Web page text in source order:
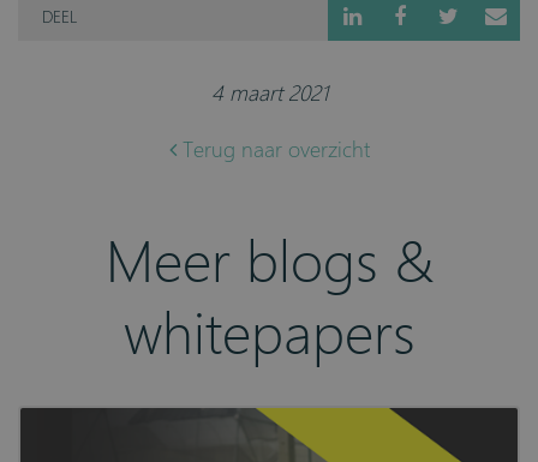
DEEL
4 maart 2021
Terug naar overzicht
Meer blogs &
whitepapers